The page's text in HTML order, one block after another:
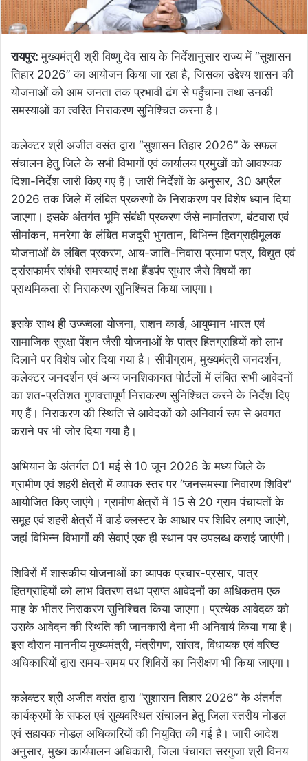
रायपुर:मुख्यमंत्री श्री विष्णु देव साय के निर्देशानुसार राज्य में “सुशासन
तिहार 2026” का आयोजन किया जा रहा है, जिसका उद्देश्य शासन की
योजनाओं को आम जनता तक प्रभावी ढंग से पहुँचाना तथा उनकी
समस्याओं का त्वरित निराकरण सुनिश्चित करना है।
कलेक्टर श्री अजीत वसंत द्वारा “सुशासन तिहार 2026” के सफल
संचालन हेतु जिले के सभी विभागों एवं कार्यालय प्रमुखों को आवश्यक
दिशा-निर्देश जारी किए गए हैं। जारी निर्देशों के अनुसार, 30 अप्रैल
2026 तक जिले में लंबित प्रकरणों के निराकरण पर विशेष ध्यान दिया
जाएगा। इसके अंतर्गत भूमि संबंधी प्रकरण जैसे नामांतरण, बंटवारा एवं
सीमांकन, मनरेगा के लंबित मजदूरी भुगतान, विभिन्न हितग्राहीमूलक
योजनाओं के लंबित प्रकरण, आय-जाति-निवास प्रमाण पत्र, विद्युत एवं
ट्रांसफार्मर संबंधी समस्याएं तथा हैंडपंप सुधार जैसे विषयों का
प्राथमिकता से निराकरण सुनिश्चित किया जाएगा।
इसके साथ ही उज्ज्वला योजना, राशन कार्ड, आयुष्मान भारत एवं
सामाजिक सुरक्षा पेंशन जैसी योजनाओं के पात्र हितग्राहियों को लाभ
दिलाने पर विशेष जोर दिया गया है। सीपीग्राम, मुख्यमंत्री जनदर्शन,
कलेक्टर जनदर्शन एवं अन्य जनशिकायत पोर्टलों में लंबित सभी आवेदनों
का शत-प्रतिशत गुणवत्तापूर्ण निराकरण सुनिश्चित करने के निर्देश दिए
गए हैं। निराकरण की स्थिति से आवेदकों को अनिवार्य रूप से अवगत
कराने पर भी जोर दिया गया है।
अभियान के अंतर्गत 01 मई से 10 जून 2026 के मध्य जिले के
ग्रामीण एवं शहरी क्षेत्रों में व्यापक स्तर पर “जनसमस्या निवारण शिविर”
आयोजित किए जाएंगे। ग्रामीण क्षेत्रों में 15 से 20 ग्राम पंचायतों के
समूह एवं शहरी क्षेत्रों में वार्ड क्लस्टर के आधार पर शिविर लगाए जाएंगे,
जहां विभिन्न विभागों की सेवाएं एक ही स्थान पर उपलब्ध कराई जाएंगी।
शिविरों में शासकीय योजनाओं का व्यापक प्रचार-प्रसार, पात्र
हितग्राहियों को लाभ वितरण तथा प्राप्त आवेदनों का अधिकतम एक
माह के भीतर निराकरण सुनिश्चित किया जाएगा। प्रत्येक आवेदक को
उसके आवेदन की स्थिति की जानकारी देना भी अनिवार्य किया गया है।
इस दौरान माननीय मुख्यमंत्री, मंत्रीगण, सांसद, विधायक एवं वरिष्ठ
अधिकारियों द्वारा समय-समय पर शिविरों का निरीक्षण भी किया जाएगा।
कलेक्टर श्री अजीत वसंत द्वारा “सुशासन तिहार 2026” के अंतर्गत
कार्यक्रमों के सफल एवं सुव्यवस्थित संचालन हेतु जिला स्तरीय नोडल
एवं सहायक नोडल अधिकारियों की नियुक्ति की गई है। जारी आदेश
अनुसार, मुख्य कार्यपालन अधिकारी, जिला पंचायत सरगुजा श्री विनय